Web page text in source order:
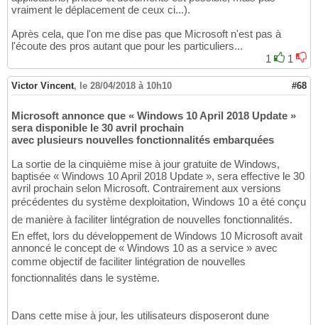
vraiment le déplacement de ceux ci...).
Après cela, que l'on me dise pas que Microsoft n'est pas à
l'écoute des pros autant que pour les particuliers...
1
1
Victor Vincent, le 28/04/2018 à 10h10 #68
Microsoft annonce que « Windows 10 April 2018 Update »
sera disponible le 30 avril prochain
avec plusieurs nouvelles fonctionnalités embarquées
La sortie de la cinquième mise à jour gratuite de Windows,
baptisée « Windows 10 April 2018 Update », sera effective le 30
avril prochain selon Microsoft. Contrairement aux versions
précédentes du système dexploitation, Windows 10 a été conçu
de manière à faciliter lintégration de nouvelles fonctionnalités.
En effet, lors du développement de Windows 10 Microsoft avait
annoncé le concept de « Windows 10 as a service » avec
comme objectif de faciliter lintégration de nouvelles
fonctionnalités dans le système.
Dans cette mise à jour, les utilisateurs disposeront dune